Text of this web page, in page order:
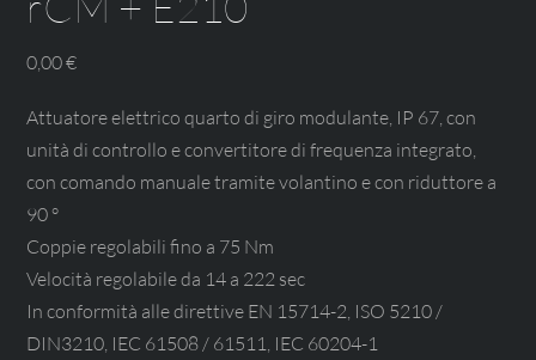
0,00€
Attuatore elettrico quarto di giro modulante, IP 67, con
unità di controllo e convertitore di frequenza integrato,
con comando manuale tramite volantino e con riduttore a
90 °
Coppie regolabili fino a 75 Nm
Velocità regolabile da 14 a 222 sec
In conformità alle direttive EN 15714-2, ISO 5210 /
DIN3210, IEC 61508 / 61511, IEC 60204-1